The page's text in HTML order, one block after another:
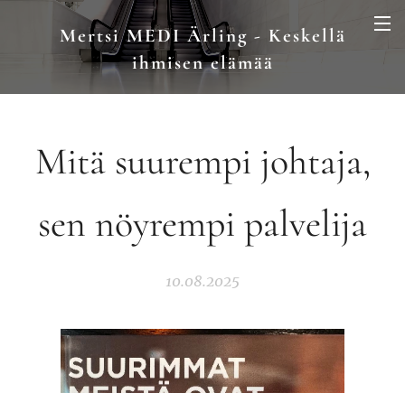
Mertsi MEDI Ärling - Keskellä
ihmisen elämää
Mitä suurempi johtaja,
sen nöyrempi palvelija
10.08.2025